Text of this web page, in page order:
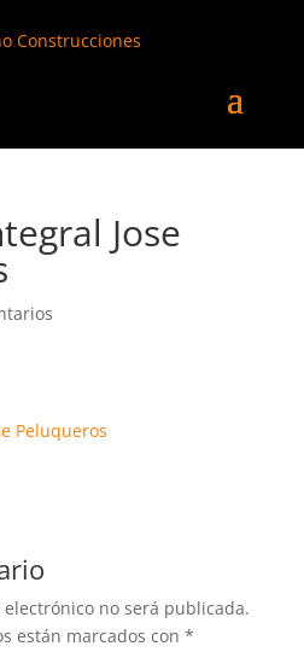
Jose
no será publicada.
están marcados con *